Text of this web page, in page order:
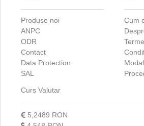
Produse noi
ANPC
ODR
Contact
Data Protection
SAL
Cum
Curs Valutar
5,2489 RON